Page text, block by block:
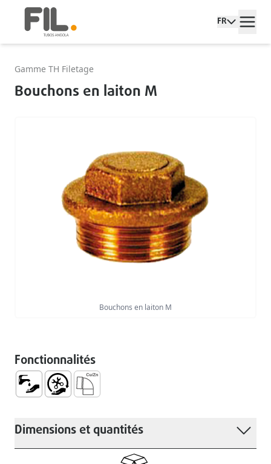
FR
Gamme TH Filetage
Bouchons en laiton M
Bouchons en laiton M
Fonctionnalités
Dimensions et quantités